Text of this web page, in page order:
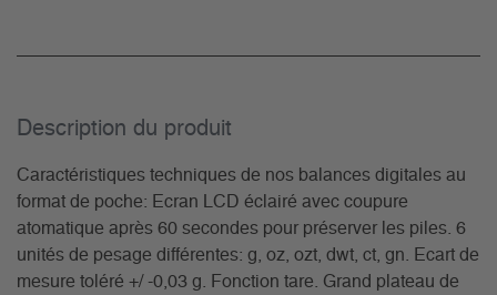
Description du­ produit
Caractéristiques techniques de nos balances digitales au
format de poche: Ecran LCD éclairé avec coupure
atomatique après 60 secondes pour préserver les piles. 6
unités de pesage différentes: g, oz, ozt, dwt, ct, gn. Ecart de
mesure toléré +/ -0,03 g. Fonction tare. Grand plateau de